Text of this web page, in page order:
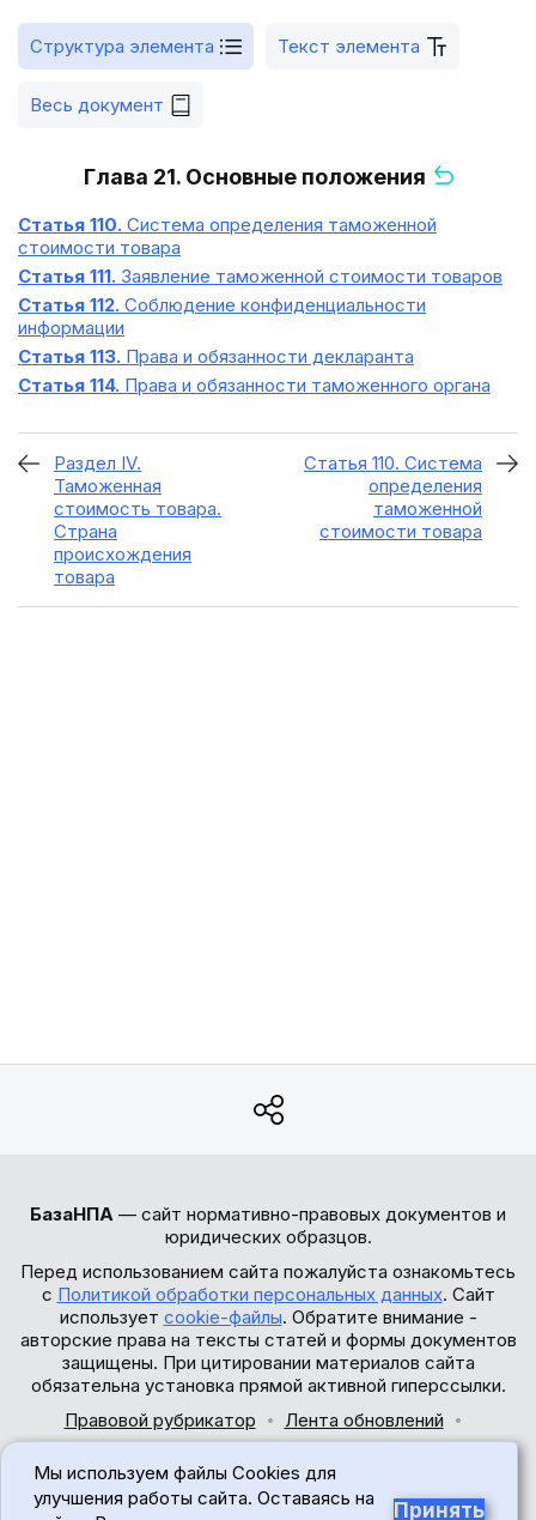
Структура элемента Текст элемента
Весь документ
Глава 21. Основные положения
Статья 110. Система определения таможенной
стоимости товара
Статья 111. Заявление таможенной стоимости товаров
Статья 112. Соблюдение конфиденциальности
информации
Статья 113. Права и обязанности декларанта
Статья 114. Права и обязанности таможенного органа
Раздел IV.
Таможенная
стоимость товара.
Страна
происхождения
товара
Статья 110. Система
определения
таможенной
стоимости товара
БазаНПА — сайт нормативно-правовых документов и
юридических образцов.
Перед использованием сайта пожалуйста ознакомьтесь
с Политикой обработки персональных данных. Сайт
использует cookie-файлы. Обратите внимание -
авторские права на тексты статей и формы документов
защищены. При цитировании материалов сайта
обязательна установка прямой активной гиперссылки.
Правовой рубрикатор
Лента обновлений
© 2017-2026
Мы используем файлы Cookies для
улучшения работы сайта. Оставаясь на
Принять